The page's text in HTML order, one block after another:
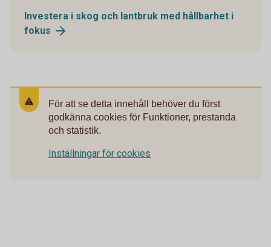
Investera i skog och lantbruk med hållbarhet i
fokus
För att se detta innehåll behöver du först
godkänna cookies för Funktioner, prestanda
och statistik.
Inställningar för cookies